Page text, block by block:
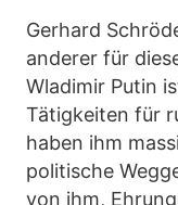
Gerhard
anderer für
Wladimir Putin
Tätigkeiten für
haben ihm
politische
von ihm,